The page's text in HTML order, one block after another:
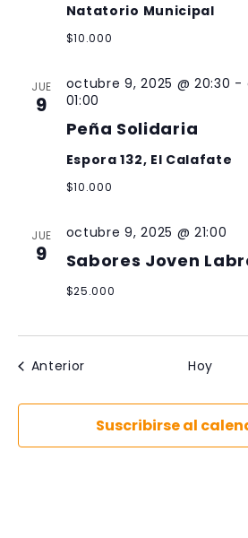
Natatorio Municipal
$10.000
JUE
9
Peña Solidaria
octubre 9, 2025 @ 20:30 -
01:00
Espora 132, El Calafate
$10.000
JUE
9 Sabores Joven
octubre 9, 2025 @ 21:00
$25.000
Anterior Hoy
Suscribirse al